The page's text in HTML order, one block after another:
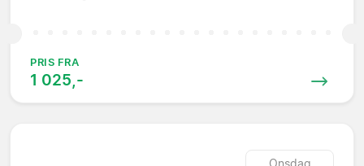
PRIS FRA
1 025,-
Onsdag